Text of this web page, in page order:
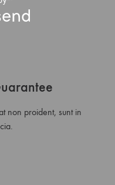
non proident, sunt in